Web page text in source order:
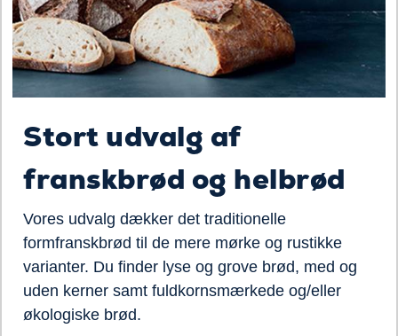
Stort udvalg af
franskbrød og helbrød
Vores udvalg dækker det traditionelle
formfranskbrød til de mere mørke og rustikke
varianter. Du finder lyse og grove brød, med og
uden kerner samt fuldkornsmærkede og/eller
økologiske brød.